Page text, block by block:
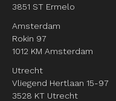
3851 ST Ermelo
Amsterdam
Rokin 97
1012 KM Amsterdam
Utrecht
Vliegend Hertlaan 15-97
3528 KT Utrecht